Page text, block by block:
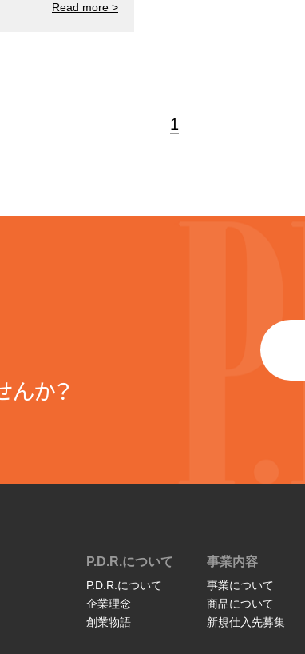
Read more >
1
か？
P.D.R.について
P.D.R.について
企業理念
創業物語
事業内容
事業について
商品について
新規仕入先募集